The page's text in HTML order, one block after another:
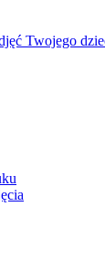
Twojego